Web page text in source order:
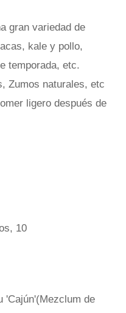
gran variedad de
kale y pollo,
temporada, etc.
Zumos naturales, etc
ligero después de
10
'Cajún'(Mezclum de